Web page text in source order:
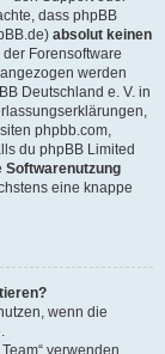
dass phpBB
absolut keinen
Forensoftware
werden
Deutschland e. V. in
phpbb.com,
du phpBB Limited
Softwarenutzung
eine knappe
wenn die
verwenden.